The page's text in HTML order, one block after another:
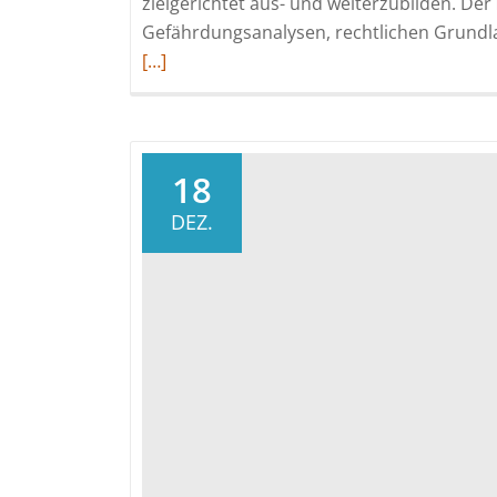
Gefährdungsanalysen, rechtlichen
[…]
18
DEZ.